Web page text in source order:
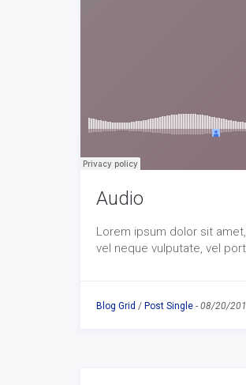
Audio
Lorem ipsum dolor sit
vel neque vulputate, vel
Blog Grid / Post Single - 08/20/